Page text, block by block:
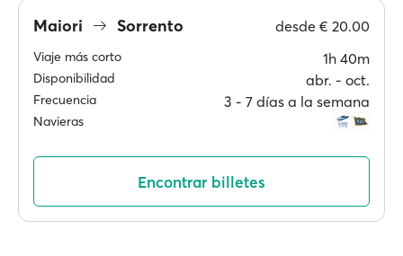
Maiori Sorrento desde € 20.00
Viaje más corto 1h 40m
Disponibilidad abr. ‐ oct.
Frecuencia 3 ‐ 7 días a la semana
Navieras
Encontrar billetes